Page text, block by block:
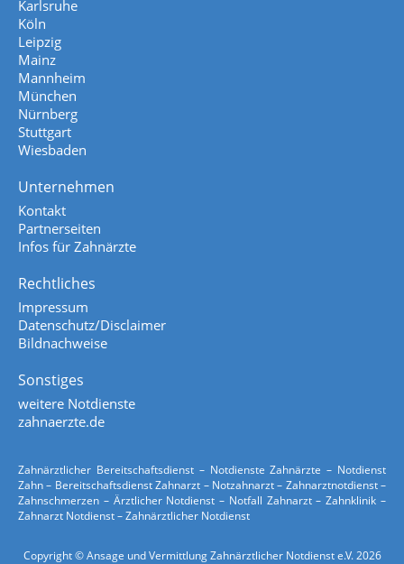
Karlsruhe
Köln
Leipzig
Mainz
Mannheim
München
Nürnberg
Stuttgart
Wiesbaden
Unternehmen
Kontakt
Partnerseiten
Infos für Zahnärzte
Rechtliches
Impressum
Datenschutz/Disclaimer
Bildnachweise
Sonstiges
weitere Notdienste
zahnaerzte.de
Zahnärztlicher Bereitschaftsdienst – Notdienste Zahnärzte – Notdienst
Zahn – Bereitschaftsdienst Zahnarzt – Notzahnarzt – Zahnarztnotdienst –
Zahnschmerzen – Ärztlicher Notdienst – Notfall Zahnarzt – Zahnklinik –
Zahnarzt Notdienst – Zahnärztlicher Notdienst
Copyright © Ansage und Vermittlung Zahnärztlicher Notdienst e.V. 2026